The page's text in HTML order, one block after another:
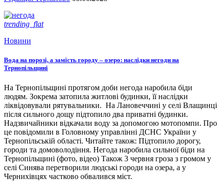
trending_flat
Новини
Вода на порозі, а замість городу – озеро: наслідки негоди на
Тернопільщині
На Тернопільщині протягом доби негода наробила біди
людям. Зокрема затопила житлові будинки, її наслідки
ліквідовували рятувальники. На Лановеччині у селі Влащинці
після сильного дощу підтопило два приватні будинки.
Надзвичайники відкачали воду за допомогою мотопомпи. Про
це повідомили в Головному управлінні ДСНС України у
Тернопільській області. Читайте також: Підтопило дорогу,
городи та домоволодіння. Негода наробила сильної біди на
Тернопільщині (фото, відео) Також 3 червня гроза з громом у
селі Синява перетворили людські городи на озера, а у
Чернихівцях частково обвалився міст.